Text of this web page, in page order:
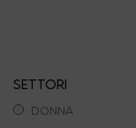
SETTORI
DONNA